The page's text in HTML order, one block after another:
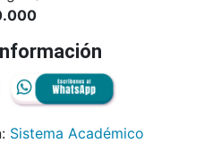
Sistema Académico